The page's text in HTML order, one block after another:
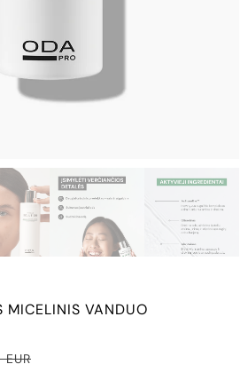
MICELINIS VANDUO